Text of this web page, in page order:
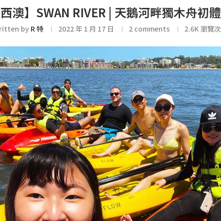
澳】SWAN RIVER | 天鵝河畔獨木舟初
by R 特 2022 年 1 月 17 日 2 comments 2.6K 瀏覽